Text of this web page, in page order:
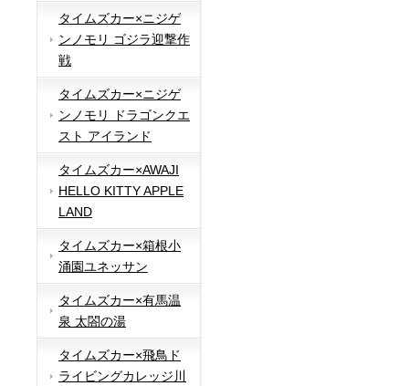
タイムズカー×ニジゲ
ンノモリ ゴジラ迎撃作
戦
タイムズカー×ニジゲ
ンノモリ ドラゴンクエ
スト アイランド
タイムズカー×AWAJI
HELLO KITTY APPLE
LAND
タイムズカー×箱根小
涌園ユネッサン
タイムズカー×有馬温
泉 太閤の湯
タイムズカー×飛鳥ド
ライビングカレッジ川